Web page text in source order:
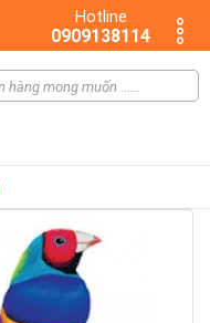
Hotline
0909138114